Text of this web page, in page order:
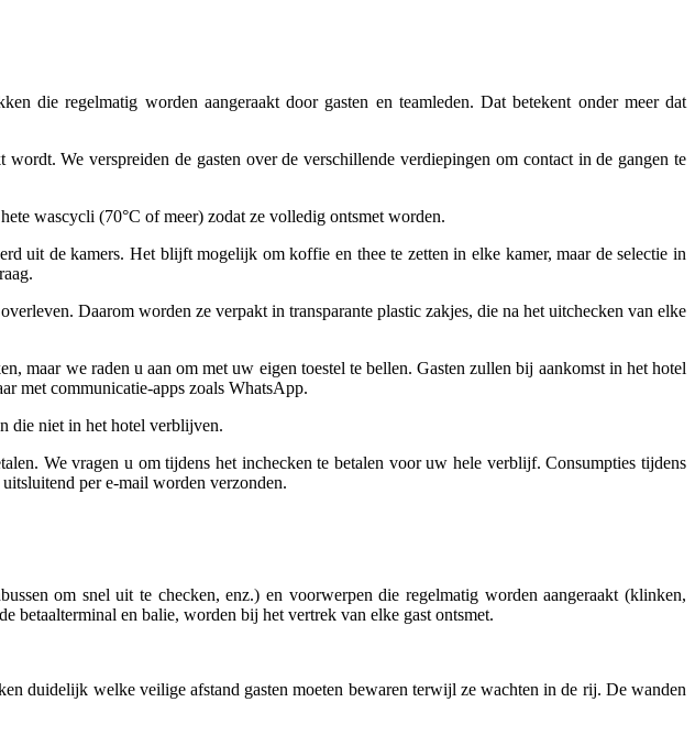
die regelmatig worden aangeraakt door gasten en teamleden. Dat betekent onder meer dat
We verspreiden de gasten over de verschillende verdiepingen om contact in de gangen te
wascycli (70°C of meer) zodat ze volledig ontsmet worden.
uit de kamers. Het blijft mogelijk om koffie en thee te zetten in elke kamer, maar de selectie in
Daarom worden ze verpakt in transparante plastic zakjes, die na het uitchecken van elke
maar we raden u aan om met uw eigen toestel te bellen. Gasten zullen bij aankomst in het hotel
met communicatie-apps zoals WhatsApp.
die niet in het hotel verblijven.
We vragen u om tijdens het inchecken te betalen voor uw hele verblijf. Consumpties tijdens
per e-mail worden verzonden.
om snel uit te checken, enz.) en voorwerpen die regelmatig worden aangeraakt (klinken,
betaalterminal en balie, worden bij het vertrek van elke gast ontsmet.
duidelijk welke veilige afstand gasten moeten bewaren terwijl ze wachten in de rij. De wanden